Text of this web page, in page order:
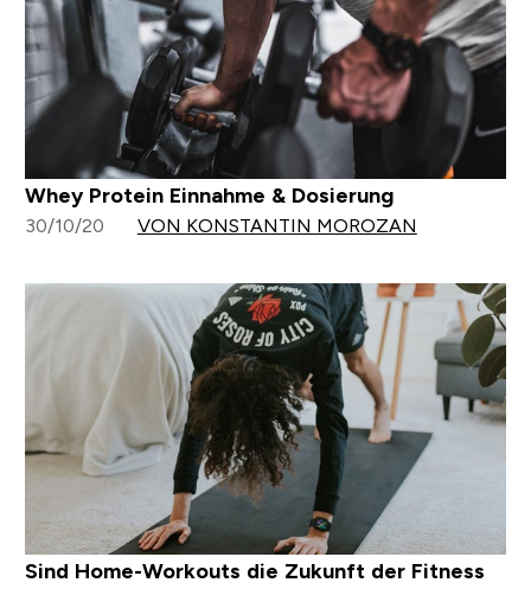
Whey Protein Einnahme & Dosierung
30/10/20 VON KONSTANTIN MOROZAN
Sind Home-Workouts die Zukunft der Fitness